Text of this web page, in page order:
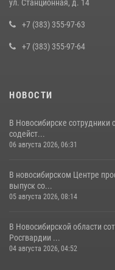
задержан житель
10 июля 2026, 04:33
ул. Станционная, д. 14
+7 (383) 355-97-63
+7 (383) 355-97-64
НОВОСТИ
В Новосибирске сотрудники
содейст...
06 августа 2026, 06:31
В новосибирском Центре
выпуск со...
05 августа 2026, 08:14
В Новосибирской области
Росгвардии ...
04 августа 2026, 04:52